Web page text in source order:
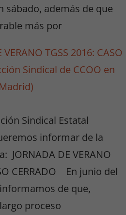
sábado, además de que
más por
VERANO TGSS 2016: CASO
Sindical de CCOO en
Sindical Estatal
informar de la
JORNADA DE VERANO
CERRADO En junio del
de que,
proceso